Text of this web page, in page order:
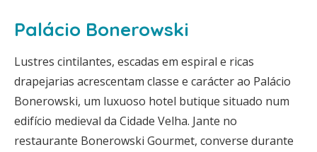
Palácio Bonerowski
Lustres cintilantes, escadas em espiral e ricas
drapejarias acrescentam classe e carácter ao Palácio
Bonerowski, um luxuoso hotel butique situado num
edifício medieval da Cidade Velha. Jante no
restaurante Bonerowski Gourmet, converse durante